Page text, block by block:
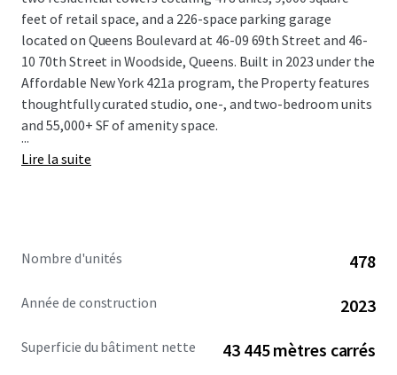
feet of retail space, and a 226-space parking garage
located on Queens Boulevard at 46-09 69th Street and 46-
10 70th Street in Woodside, Queens. Built in 2023 under the
Affordable New York 421a program, the Property features
thoughtfully curated studio, one-, and two-bedroom units
and 55,000+ SF of amenity space.
...
Lire la suite
Nombre d'unités 478
Année de construction 2023
Superficie du bâtiment nette 43 445 mètres carrés